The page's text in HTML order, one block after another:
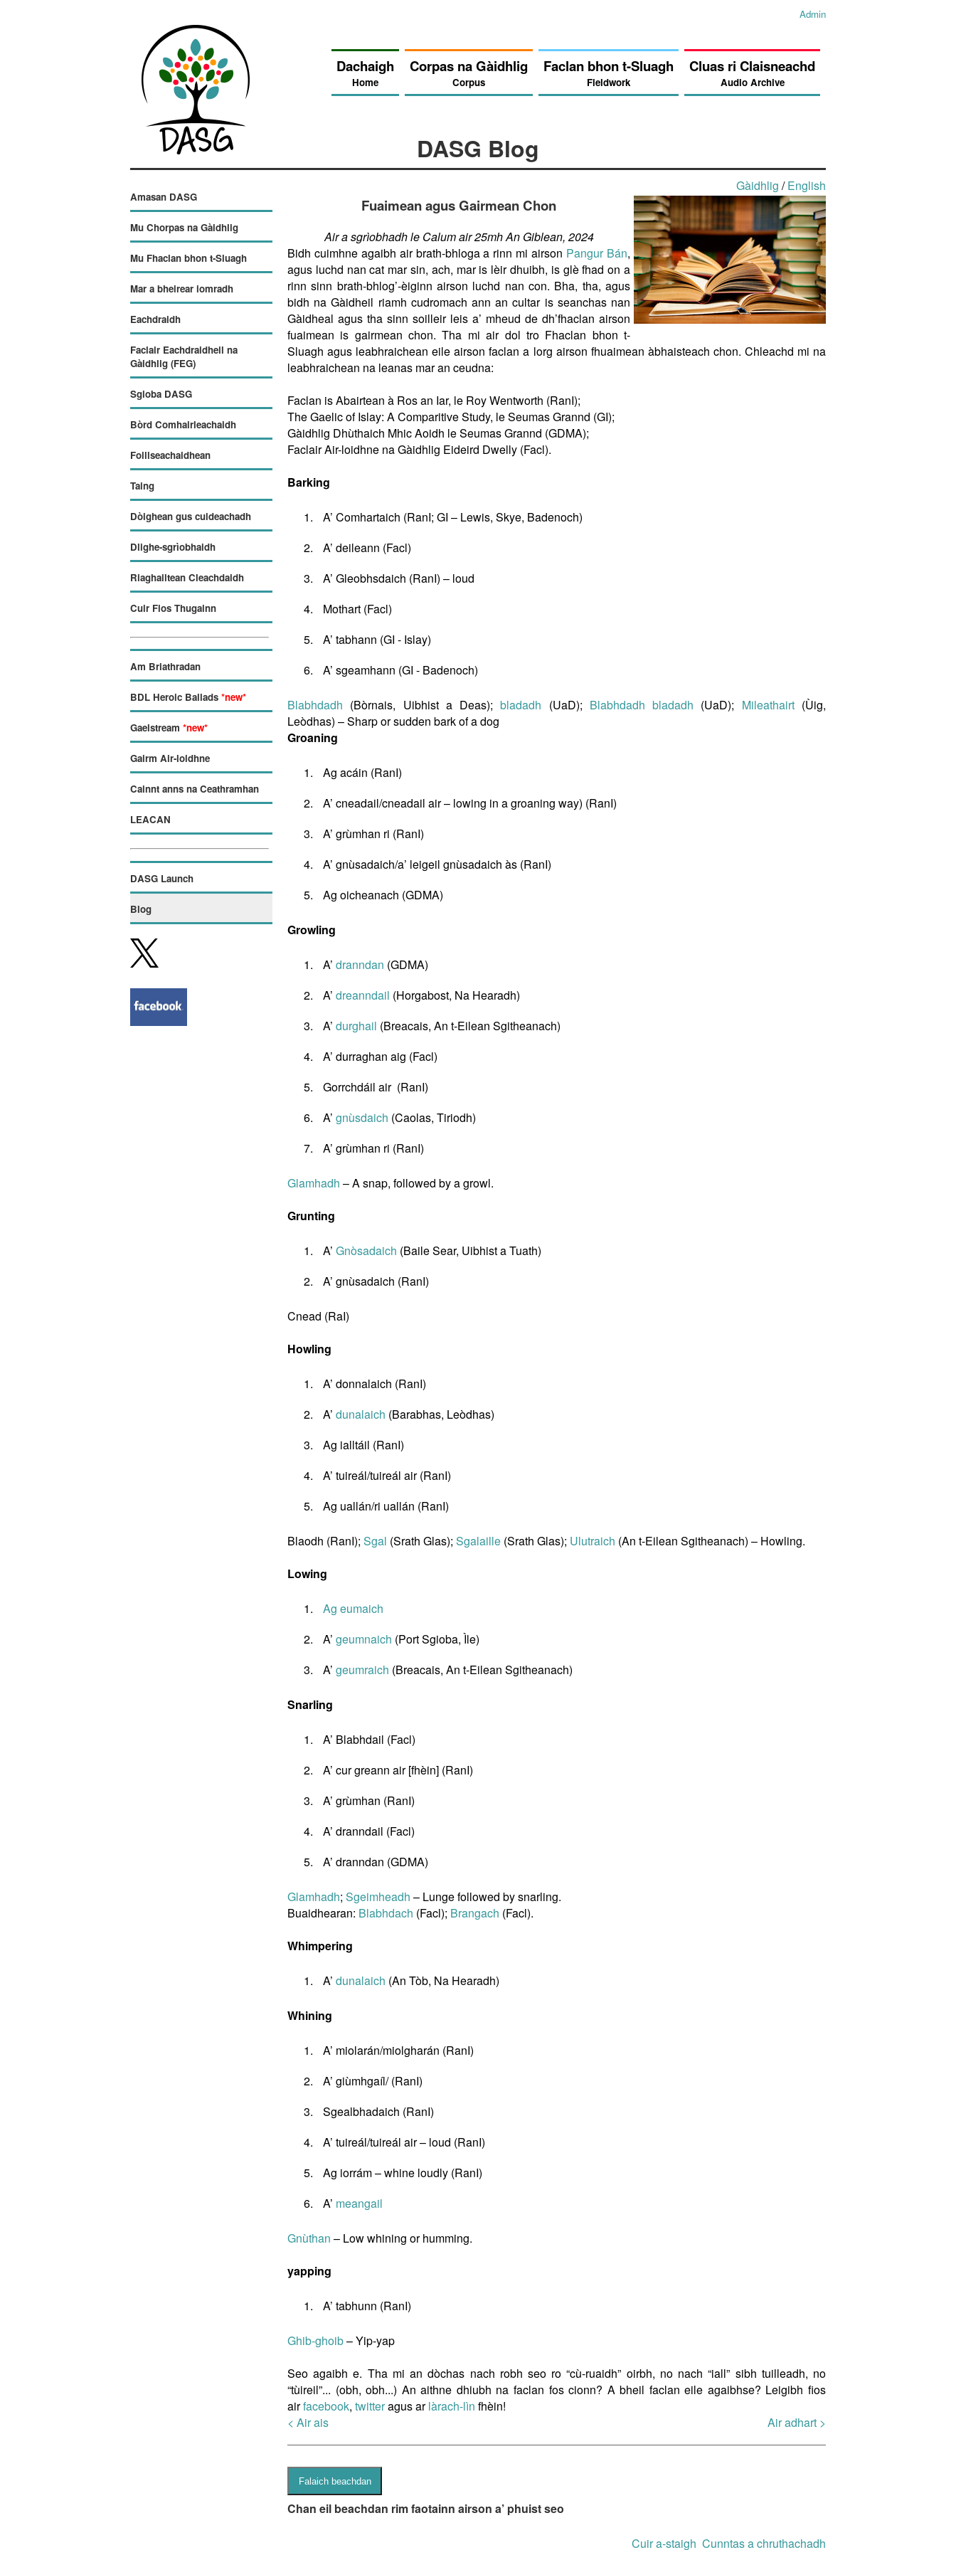
Admin
Dachaigh
Home
Corpas na Gàidhlig
Corpus
Faclan bhon t-Sluagh
Fieldwork
Cluas ri Claisneachd
Audio Archive
DASG Blog
Gàidhlig /English
Amasan DASG
Mu Chorpas na Gàidhlig
Mu Fhaclan bhon t-Sluagh
Mar a bheirear iomradh
Eachdraidh
Faclair Eachdraidheil na
Gàidhlig (FEG)
Sgioba DASG
Bòrd Comhairleachaidh
Foillseachaidhean
Taing
Dòighean gus cuideachadh
Dlighe-sgrìobhaidh
Riaghailtean Cleachdaidh
Cuir Fios Thugainn
Am Briathradan
BDL Heroic Ballads *new*
Gaelstream *new*
Gairm Air-loidhne
Cainnt anns na Ceathramhan
LEACAN
DASG Launch
Blog
Fuaimean agus Gairmean Chon
Air a sgrìobhadh le Calum air 25mh An Giblean, 2024
Bidh cuimhne agaibh air brath-bhloga a rinn mi airson Pangur Bán,
agus luchd nan cat mar sin, ach, mar is lèir dhuibh, is glè fhad on a
rinn sinn brath-bhlog’-èiginn airson luchd nan con. Bha, tha, agus
bidh na Gàidheil riamh cudromach ann an cultar is seanchas nan
Gàidheal agus tha sinn soilleir leis a’ mheud de dh’fhaclan airson
fuaimean is gairmean chon. Tha mi air dol tro Fhaclan bhon t-
Sluagh agus leabhraichean eile airson faclan a lorg airson fhuaimean àbhaisteach chon. Chleachd mi na
leabhraichean na leanas mar an ceudna:
Faclan is Abairtean à Ros an Iar, le Roy Wentworth (RanI);
The Gaelic of Islay: A Comparitive Study, le Seumas Grannd (GI);
Gàidhlig Dhùthaich Mhic Aoidh le Seumas Grannd (GDMA);
Faclair Air-loidhne na Gàidhlig Eideird Dwelly (Facl).
Barking
A’ Comhartaich (RanI; GI – Lewis, Skye, Badenoch)
A’ deileann (Facl)
A’ Gleobhsdaich (RanI) – loud
Mothart (Facl)
A’ tabhann (GI - Islay)
A’ sgeamhann (GI - Badenoch)
Blabhdadh (Bòrnais, Uibhist a Deas);bladadh (UaD); Blabhdadh bladadh (UaD); Mileathairt(Ùig,
Leòdhas) – Sharp or sudden bark of a dog
Groaning
Ag acáin (RanI)
A’ cneadail/cneadail air – lowing in a groaning way) (RanI)
A’ grùmhan ri (RanI)
A’ gnùsadaich/a’ leigeil gnùsadaich às (RanI)
Ag oicheanach (GDMA)
Growling
A’ dranndan (GDMA)
A’ dreanndail (Horgabost, Na Hearadh)
A’ durghail (Breacais, An t-Eilean Sgitheanach)
A’ durraghan aig (Facl)
Gorrchdáil air (RanI)
A’ gnùsdaich (Caolas, Tiriodh)
A’ grùmhan ri (RanI)
Glamhadh – A snap, followed by a growl.
Grunting
A’ Gnòsadaich (Baile Sear, Uibhist a Tuath)
A’ gnùsadaich (RanI)
Cnead (RaI)
Howling
A’ donnalaich (RanI)
A’ dunalaich (Barabhas, Leòdhas)
Ag ialltáil (RanI)
A’ tuireál/tuireál air (RanI)
Ag uallán/ri uallán (RanI)
Blaodh (RanI); Sgal (Srath Glas); Sgalaille (Srath Glas); Ulutraich (An t-Eilean Sgitheanach) – Howling.
Lowing
Ag eumaich
A’ geumnaich (Port Sgioba, Ìle)
A’ geumraich (Breacais, An t-Eilean Sgitheanach)
Snarling
A’ Blabhdail (Facl)
A’ cur greann air [fhèin] (RanI)
A’ grùmhan (RanI)
A’ dranndail (Facl)
A’ dranndan (GDMA)
Glamhadh; Sgeimheadh – Lunge followed by snarling.
Buaidhearan: Blabhdach (Facl); Brangach (Facl).
Whimpering
A’ dunalaich (An Tòb, Na Hearadh)
Whining
A’ miolarán/miolgharán (RanI)
A’ giùmhgaíl/ (RanI)
Sgealbhadaich (RanI)
A’ tuireál/tuireál air – loud (RanI)
Ag iorrám – whine loudly (RanI)
A’ meangail
Gnùthan – Low whining or humming.
yapping
A’ tabhunn (RanI)
Ghib-ghoib– Yip-yap
Seo agaibh e. Tha mi an dòchas nach robh seo ro “cù-ruaidh” oirbh, no nach “iall” sibh tuilleadh, no
“tùireil”... (obh, obh...) An aithne dhiubh na faclan fos cionn? A bheil faclan eile agaibhse? Leigibh fios
airfacebook, twitteragus arlàrach-lìn fhèin!
< Air ais
Air adhart >
Chan eil beachdan rim faotainn airson a’ phuist seo
Cuir a-staigh Cunntas a chruthachadh